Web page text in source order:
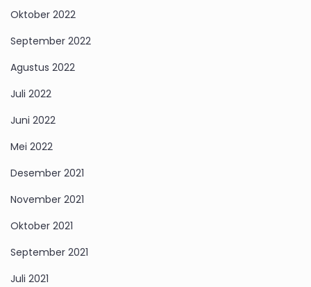
Oktober 2022
September 2022
Agustus 2022
Juli 2022
Juni 2022
Mei 2022
Desember 2021
November 2021
Oktober 2021
September 2021
Juli 2021